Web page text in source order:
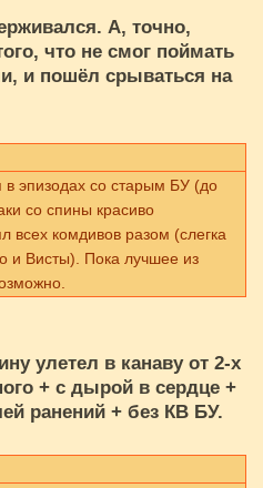
А, точно,
что не смог поймать
и пошёл срываться на
в эпизодах со старым БУ (до
со спины красиво
всех комдивов разом (слегка
и Висты). Пока лучшее из
улетел в канаву от 2-х
+ с дырой в сердце +
ранений + без КВ БУ.